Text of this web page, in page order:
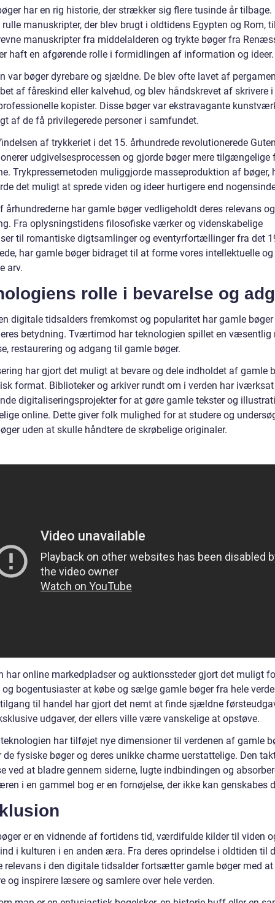
har en rig historie, der strækker sig flere tusinde år tilbage.
manuskripter, der blev brugt i oldtidens Egypten og Rom,
manuskripter fra middelalderen og trykte bøger fra
haft en afgørende rolle i formidlingen af information og ideer.
var bøger dyrebare og sjældne. De blev ofte lavet af
af fåreskind eller kalvehud, og blev håndskrevet af skrivere
kopister. Disse bøger var ekstravagante
af de få privilegerede personer i samfundet.
af trykkeriet i det 15. århundrede revolutionerede
udgivelsesprocessen og gjorde bøger mere tilgængelige
Trykpressemetoden muliggjorde masseproduktion af bøger,
det muligt at sprede viden og ideer hurtigere end
århundrederne har gamle bøger vedligeholdt deres relevans og
Fra oplysningstidens filosofiske værker og videnskabelige
til romantiske digtsamlinger og eventyrfortællinger fra det
har gamle bøger bidraget til at forme vores intellektuelle og
arv.
rolle i bevarelse og
digitale tidsalders fremkomst og popularitet har gamle bøger
betydning. Tværtimod har teknologien spillet en væsentlig
restaurering og adgang til gamle bøger.
har gjort det muligt at bevare og dele indholdet af gamle
format. Biblioteker og arkiver rundt om i verden har iværksat
digitaliseringsprojekter for at gøre gamle tekster og
online. Dette giver folk mulighed for at studere og
uden at skulle håndtere de skrøbelige originaler.
har online markedpladser og auktionssteder gjort det muligt
og bogentusiaster at købe og sælge gamle bøger fra hele
til handel har gjort det nemt at finde sjældne
udgaver, der ellers ville være vanskelige at opstøve.
har tilføjet nye dimensioner til verdenen af gamle
de fysiske bøger og deres unikke charme uerstattelige. Den
ved at bladre gennem siderne, lugte indbindingen og
i en gammel bog er en fornøjelse, der ikke kan genskabes
er en vidnende af fortidens tid, værdifulde kilder til viden
i kulturen i en anden æra. Fra deres oprindelse i oldtiden til
relevans i den digitale tidsalder fortsætter gamle bøger med at
og inspirere læsere og samlere over hele verden.